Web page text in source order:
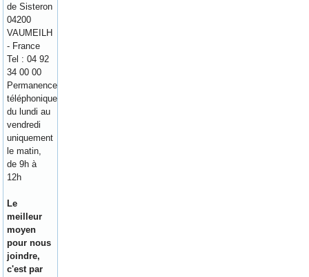
de Sisteron
04200
VAUMEILH
- France
Tel : 04 92
34 00 00
Permanence
téléphonique
du lundi au
vendredi
uniquement
le matin,
de 9h à
12h
Le
meilleur
moyen
pour nous
joindre,
c'est par